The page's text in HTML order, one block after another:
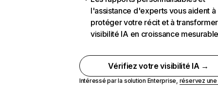
l'assistance d'experts vous aident à
protéger votre récit et à
visibilité IA en croissance
Vérifiez votre visibilité IA →
Intéressé par la solution Enterprise, réservez